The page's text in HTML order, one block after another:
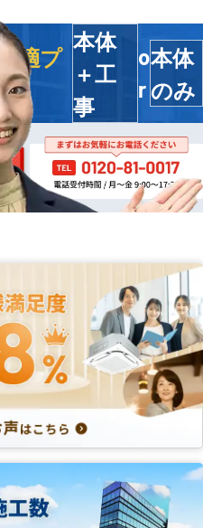
最適プ
本体
＋工
事
o
r
本体
のみ